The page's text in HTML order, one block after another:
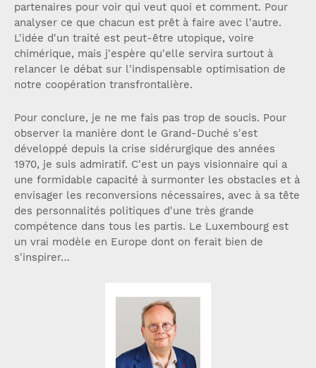
partenaires pour voir qui veut quoi et comment. Pour
analyser ce que chacun est prêt à faire avec l'autre.
L'idée d'un traité est peut-être utopique, voire
chimérique, mais j'espère qu'elle servira surtout à
relancer le débat sur l'indispensable optimisation de
notre coopération transfrontalière.
Pour conclure, je ne me fais pas trop de soucis. Pour
observer la manière dont le Grand-Duché s'est
développé depuis la crise sidérurgique des années
1970, je suis admiratif. C'est un pays visionnaire qui a
une formidable capacité à surmonter les obstacles et à
envisager les reconversions nécessaires, avec à sa tête
des personnalités politiques d'une très grande
compétence dans tous les partis. Le Luxembourg est
un vrai modèle en Europe dont on ferait bien de
s'inspirer…